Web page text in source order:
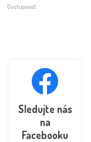
Dostupnosť:
Sledujte nás
na
Facebooku